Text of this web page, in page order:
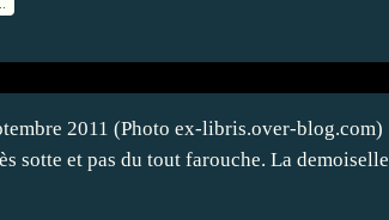
2011 (Photo ex-libris.over-blog.com)
sotte et pas du tout farouche. La demoiselle